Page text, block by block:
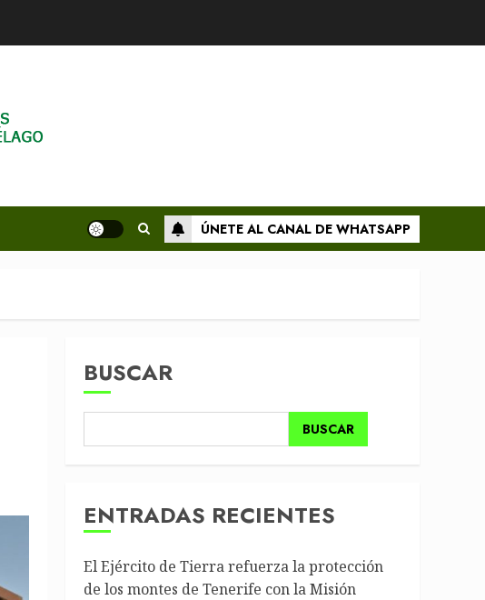
ÚNETE AL CANAL DE WHATSAPP
BUSCAR
BUSCAR
ENTRADAS RECIENTES
El Ejército de Tierra refuerza la protección
de los montes de Tenerife con la Misión